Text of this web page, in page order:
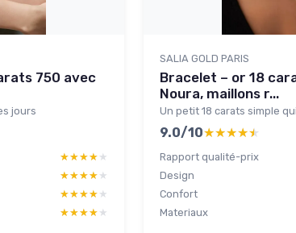
750 avec
jours
★★★★★
★★★★★
★★★★★
★★★★★
★★★★★
★★★★★
★★★★★
★★★★★
SALIA GOLD PARIS
Bracelet – or 18
Noura, maillons r...
Un petit 18 carats simple
9.0/10★★★★★
★★★★★
Rapport qualité-prix
Design
Confort
Materiaux